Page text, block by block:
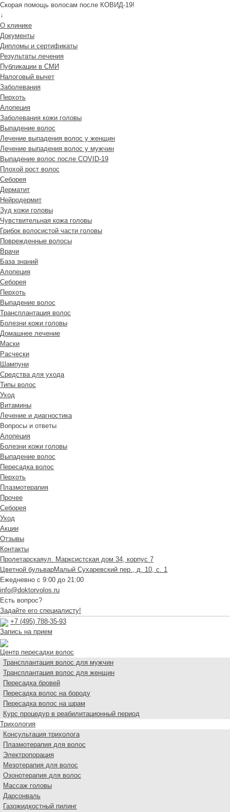
Скорая помощь волосам после КОВИД-19!
↓
О клинике
Документы
Дипломы и сертификаты
Результаты лечения
Публикации в СМИ
Налоговый вычет
Заболевания
Перхоть
Алопеция
Заболевания кожи головы
Выпадение волос
Лечение выпадения волос у женщин
Лечение выпадения волос у мужчин
Выпадение волос после COVID-19
Плохой рост волос
Cеборея
Дерматит
Нейродермит
Зуд кожи головы
Чувствительная кожа головы
Грибок волосистой части головы
Поврежденные волосы
Врачи
База знаний
Алопеция
Себорея
Перхоть
Выпадение волос
Трансплантация волос
Болезни кожи головы
Домашнее лечение
Маски
Расчески
Шампуни
Средства для ухода
Типы волос
Уход
Витамины
Лечение и диагностика
Вопросы и ответы
Алопеция
Болезни кожи головы
Выпадение волос
Пересадка волос
Перхоть
Плазмотерапия
Прочее
Себорея
Уход
Акции
Отзывы
Контакты
Пролетарскаяул. Марксистская дом 34, корпус 7
Цветной бульварМалый Сухаревский пер., д. 10, с. 1
Ежедневно с 9:00 до 21:00
info@doktorvolos.ru
Есть вопрос?
Задайте его специалисту!
+7 (495) 788-35-93
Запись на прием
Центр пересадки волос
Трансплантация волос для мужчин
Трансплантация волос для женщин
Пересадка бровей
Пересадка волос на бороду
Пересадка волос на шрам
Курс процедур в реабилитационный период
Трихология
Консультация трихолога
Плазмотерапия для волос
Электропорация
Мезотерапия для волос
Озонотерапия для волос
Массаж головы
Дарсонваль
Газожидкостный пилинг